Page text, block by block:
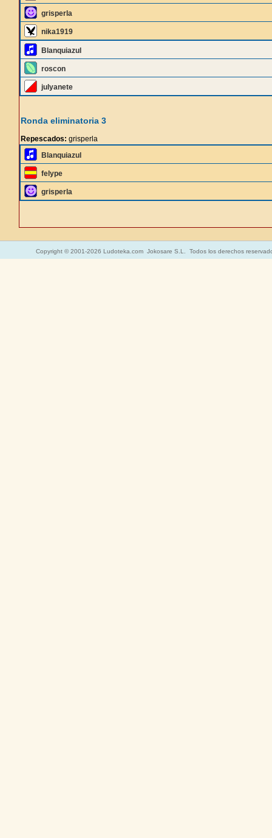
grisperla
nika1919
Blanquiazul
roscon
julyanete
Ronda eliminatoria 3
Repescados: grisperla
Blanquiazul
felype
grisperla
Copyright © 2001-2026 Ludoteka.com Jokosare S.L. Todos los derechos